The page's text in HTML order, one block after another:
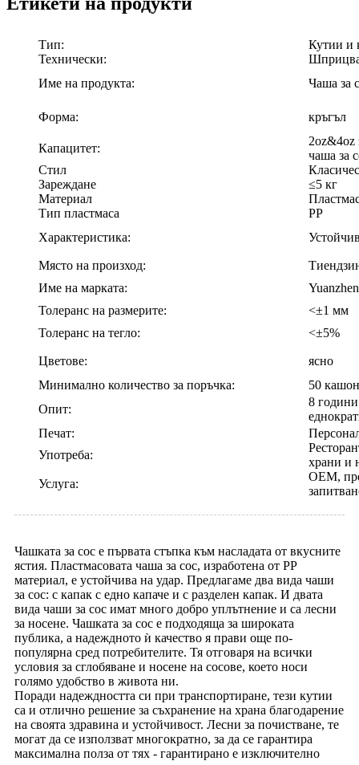
Тип:
Кутии и
Технически:
Име на продукта:
Чаша за
Форма: кръгъл
Капацитет:
2oz&4oz
чаша за
Стил
Зареждане
≤5 кг
Материал
Тип пластмаса
PP
Характеристика:
Място на произход:
Име на марката:
Толеранс на размерите:
<±1 мм
Толеранс на тегло:
<±5%
Цветове:
ясно
Минимално количество за поръчка:
50
Опит:
8
Печат:
Употреба:
храни и
Услуга:
OEM,
Чашката за сос е първата стъпка към насладата от вкусните
ястия. Пластмасовата чаша за сос, изработена от PP
материал, е устойчива на удар. Предлагаме два вида чаши
за сос: с капак с едно капаче и с разделен капак. И двата
вида чаши за сос имат много добро уплътнение и са лесни
за носене. Чашката за сос е подходяща за широката
публика, а надеждното ѝ качество я прави още по-
популярна сред потребителите. Тя отговаря на всички
условия за сглобяване и носене на сосове, което носи
голямо удобство в живота ни.
Поради надеждността си при транспортиране, тези кутии
са и отлично решение за съхранение на храна благодарение
на своята здравина и устойчивост. Лесни за почистване, те
могат да се използват многократно, за да се гарантира
максимална полза от тях - гарантирано е изключително